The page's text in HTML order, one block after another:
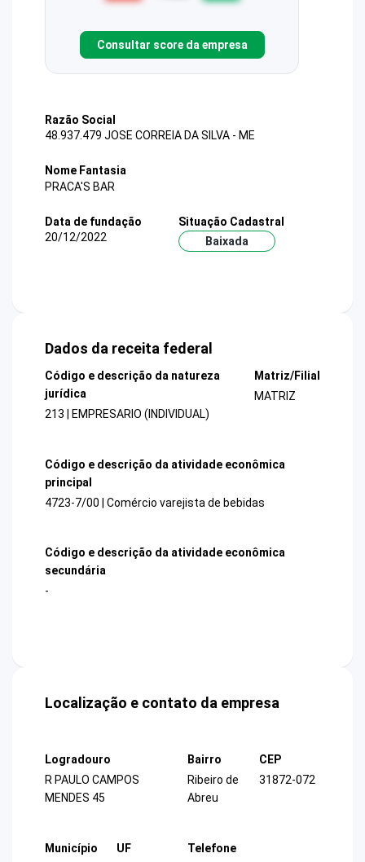
Consultar score da empresa
Razão Social
48.937.479 JOSE CORREIA DA SILVA - ME
Nome Fantasia
PRACA'S BAR
Data de fundação
20/12/2022
Situação Cadastral
Baixada
Dados da receita federal
Código e descrição da natureza
jurídica
213 | EMPRESARIO (INDIVIDUAL)
Matriz/Filial
MATRIZ
Código e descrição da atividade econômica
principal
4723-7/00 | Comércio varejista de bebidas
Código e descrição da atividade econômica
secundária
-
Localização e contato da empresa
Logradouro
R PAULO CAMPOS
MENDES 45
Bairro
Ribeiro de
Abreu
CEP
31872-072
Município
UF
Telefone